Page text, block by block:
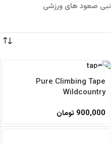
صعود های ورزشی
Pure Climbing Tape
Wildcountry
900,000 تومان